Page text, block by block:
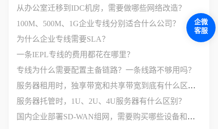
从办公室迁移到IDC机房，需要做哪些网络改造？
100M、500M、1G企业专线分别适合什么公司？
为什么企业专线需要SLA？
一条IEPL专线的费用都花在哪里？
专线为什么需要配置主备链路？一条线路不够用吗？
服务器租用时，独享带宽和共享带宽到底有什么区别？
服务器托管时，1U、2U、4U服务器有什么区别？
国内企业部署SD-WAN组网，需要购买哪些设备和服务？
企微
客服